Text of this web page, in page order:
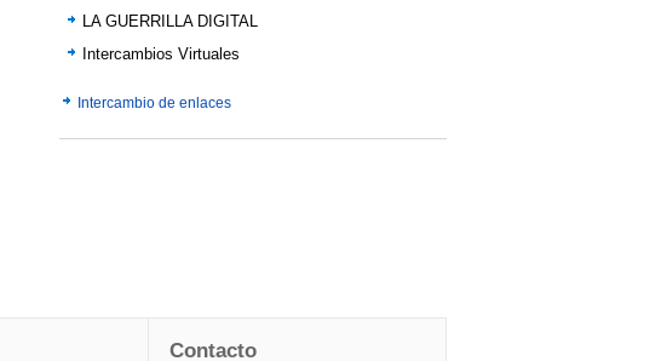
LA GUERRILLA DIGITAL
Intercambios Virtuales
Intercambio de enlaces
Contacto